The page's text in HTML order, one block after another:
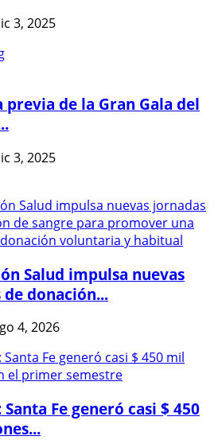
3, 2025
previa de la Gran Gala del
3, 2025
Salud impulsa nuevas
donación...
4, 2026
Fe generó casi $ 450